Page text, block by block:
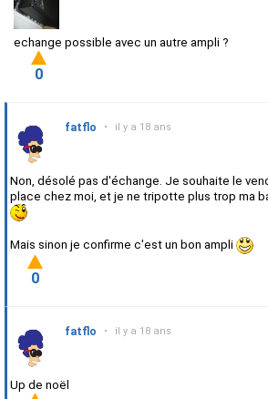
echange possible avec un autre ampli ?
0
fatflo • il y a 18 ans
Non, désolé pas d'échange. Je souhaite le
place chez moi, et je ne tripotte plus trop ma
Mais sinon je confirme c'est un bon ampli
0
fatflo • il y a 18 ans
Up de noël